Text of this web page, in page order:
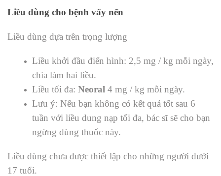
Liều dùng cho bệnh vẩy nến
Liều dùng dựa trên trọng lượng
Liều khởi đầu điển hình: 2,5 mg / kg mỗi ngày,
chia làm hai liều.
Liều tối đa: Neoral 4 mg / kg mỗi ngày.
Lưu ý: Nếu bạn không có kết quả tốt sau 6
tuần với liều dung nạp tối đa, bác sĩ sẽ cho bạn
ngừng dùng thuốc này.
Liều dùng chưa được thiết lập cho những người dưới
17 tuổi.